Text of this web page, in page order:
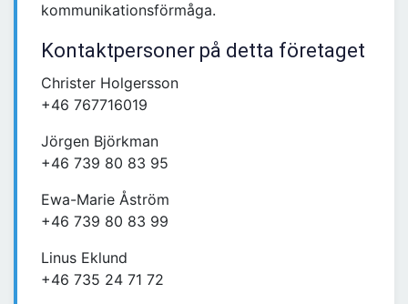
kommunikationsförmåga.
Kontaktpersoner på detta företaget
Christer Holgersson
+46 767716019
Jörgen Björkman
+46 739 80 83 95
Ewa-Marie Åström
+46 739 80 83 99
Linus Eklund
+46 735 24 71 72